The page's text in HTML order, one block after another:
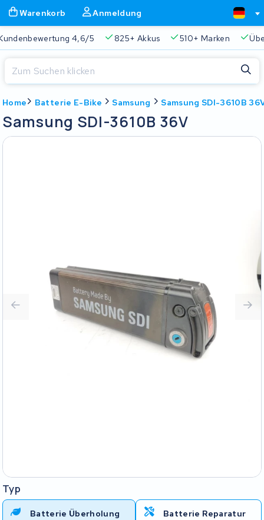
Warenkorb Anmeldung
4,6/5 825+ Akkus 510+ Marken
Home Batterie E-Bike Samsung Samsung SDI-3610B
Samsung SDI-3610B 36V
Typ
Batterie Überholung Batterie Reparatur
Schließen
Beginnen Sie mit der Eingabe in der Suchleiste, um zu suchen